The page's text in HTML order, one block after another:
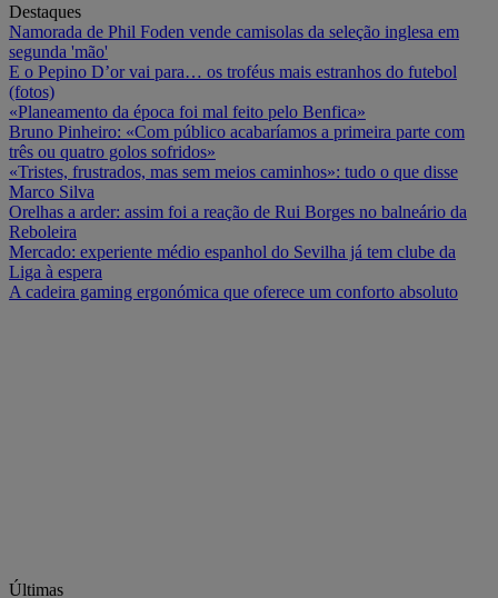
Destaques
Namorada de Phil Foden vende camisolas da seleção inglesa em
segunda 'mão'
E o Pepino D’or vai para… os troféus mais estranhos do futebol
(fotos)
«Planeamento da época foi mal feito pelo Benfica»
Bruno Pinheiro: «Com público acabaríamos a primeira parte com
três ou quatro golos sofridos»
«Tristes, frustrados, mas sem meios caminhos»: tudo o que disse
Marco Silva
Orelhas a arder: assim foi a reação de Rui Borges no balneário da
Reboleira
Mercado: experiente médio espanhol do Sevilha já tem clube da
Liga à espera
A cadeira gaming ergonómica que oferece um conforto absoluto
Últimas